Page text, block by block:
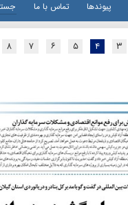
پیوندها تماس با ما
۳ ۴ ۵ ۶ ۷ ۸